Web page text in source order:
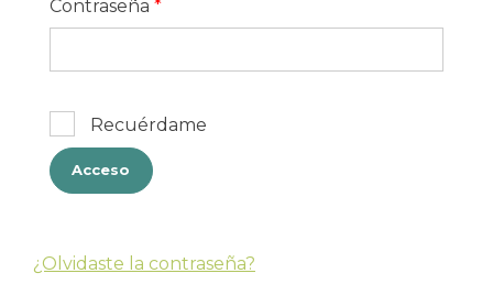
Contraseña *
Recuérdame
Acceso
¿Olvidaste la contraseña?